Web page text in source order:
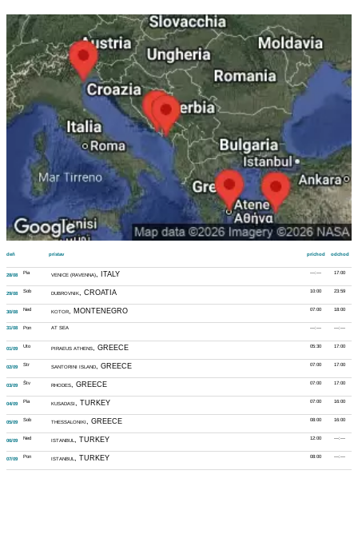
deň prístav odchod
príchod
17:00
---:---
28/08 Pia VENICE (RAVENNA), ITALY
23:59
10:00
29/08 Sob DUBROVNIK, CROATIA
18:00
07:00
30/08 Ned KOTOR, MONTENEGRO
---:---
---:---
31/08 Pon AT SEA
17:00
05:30
01/09 Uto PIRAEUS ATHENS, GREECE
17:00
07:00
02/09 Str SANTORINI ISLAND, GREECE
17:00
07:00
03/09 Štv RHODES, GREECE
16:00
07:00
04/09 Pia KUSADASI , TURKEY
16:00
08:00
05/09 Sob THESSALONIKI , GREECE
---:---
12:00
06/09 Ned ISTANBUL, TURKEY
---:---
08:00
07/09 Pon ISTANBUL, TURKEY